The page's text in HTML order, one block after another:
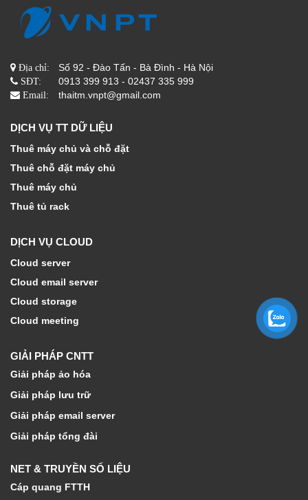
Địa chỉ: Số 92 - Đào Tấn - Bà Đình - Hà Nội
SĐT: 0913 399 913 - 02437 335 999
Email: thaitm.vnpt@gmail.com
DỊCH VỤ TT DỮ LIỆU
Thuê máy chủ và chỗ đặt
Thuê chỗ đặt máy chủ
Thuê máy chủ
Thuê tủ rack
DỊCH VỤ CLOUD
Cloud server
Cloud email server
Cloud storage
Cloud meeting
GIẢI PHÁP CNTT
Giải pháp ảo hóa
Giải pháp lưu trữ
Giải pháp email server
Giải pháp tổng đài
NET & TRUYỀN SỐ LIỆU
Cáp quang FTTH